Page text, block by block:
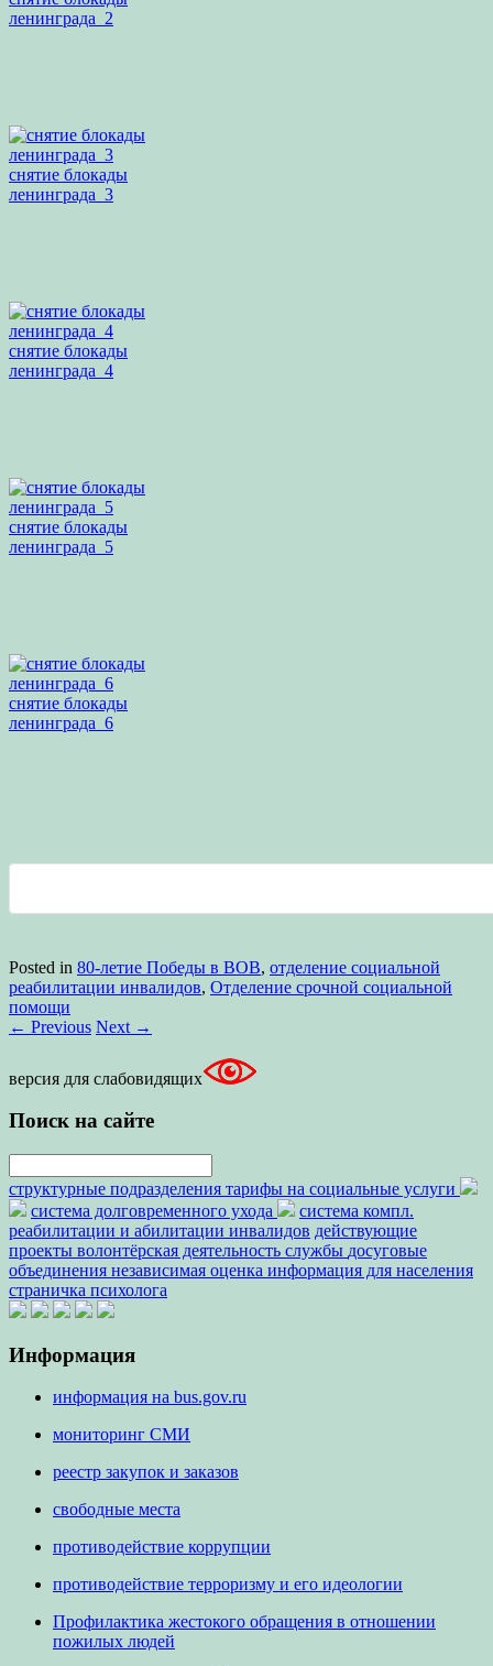
ленинграда_2
снятие блокады
ленинграда_3
снятие блокады
ленинграда_4
снятие блокады
ленинграда_5
снятие блокады
ленинграда_6
Posted in 80-летие Победы в ВОВ, отделение социальной
реабилитации инвалидов, Отделение срочной социальной
помощи
← Previous Next →
версия для слабовидящих
Поиск на сайте
структурные подразделения тарифы на социальные услуги
система долговременного ухода
система компл.
реабилитации и абилитации инвалидов действующие
проекты волонтёрская деятельность службы досуговые
объединения независимая оценка информация для населения
страничка психолога
Информация
информация на bus.gov.ru
мониторинг СМИ
реестр закупок и заказов
свободные места
противодействие коррупции
противодействие терроризму и его идеологии
Профилактика жестокого обращения в отношении
пожилых людей